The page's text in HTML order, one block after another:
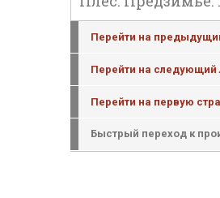
Перейти на
Перейти на следующий
Перейти на первую
Быстрый переход к